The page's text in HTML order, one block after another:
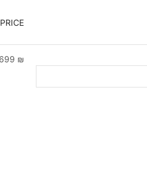
PRICE
699 ₪